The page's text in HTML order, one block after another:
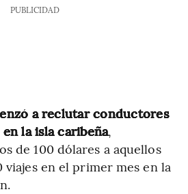
PUBLICIDAD
a reclutar conductores
la isla caribeña,
de 100 dólares a aquellos
en el primer mes en la